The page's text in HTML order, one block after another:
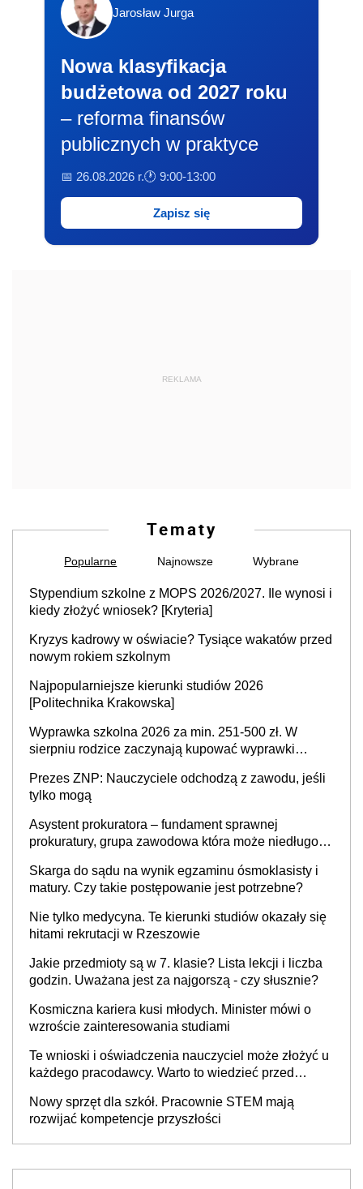
Jarosław Jurga
Nowa klasyfikacja
budżetowa od 2027 roku
– reforma finansów
publicznych w praktyce
📅 26.08.2026 r.🕐 9:00-13:00
Zapisz się
REKLAMA
Tematy
Popularne Najnowsze Wybrane
Stypendium szkolne z MOPS 2026/2027. Ile wynosi i
kiedy złożyć wniosek? [Kryteria]
Kryzys kadrowy w oświacie? Tysiące wakatów przed
nowym rokiem szkolnym
Najpopularniejsze kierunki studiów 2026
[Politechnika Krakowska]
Wyprawka szkolna 2026 za min. 251-500 zł. W
sierpniu rodzice zaczynają kupować wyprawki
ponad 1 tys. zł
Prezes ZNP: Nauczyciele odchodzą z zawodu, jeśli
tylko mogą
Asystent prokuratora – fundament sprawnej
prokuratury, grupa zawodowa która może niedługo
Skarga do sądu na wynik egzaminu ósmoklasisty i
matury. Czy takie postępowanie jest potrzebne?
Nie tylko medycyna. Te kierunki studiów okazały się
hitami rekrutacji w Rzeszowie
Jakie przedmioty są w 7. klasie? Lista lekcji i liczba
godzin. Uważana jest za najgorszą - czy słusznie?
Kosmiczna kariera kusi młodych. Minister mówi o
wzroście zainteresowania studiami
Te wnioski i oświadczenia nauczyciel może złożyć u
każdego pracodawcy. Warto to wiedzieć przed
Nowy sprzęt dla szkół. Pracownie STEM mają
rozwijać kompetencje przyszłości